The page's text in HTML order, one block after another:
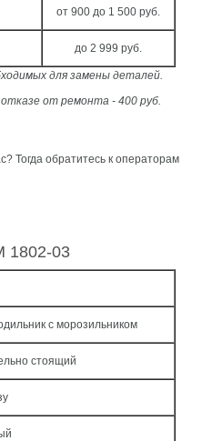
от 900 до 1 500 руб.
до 2 999 руб.
для замены деталей.
от ремонта - 400 руб.
Тогда обратитесь к операторам
1802-03
с морозильником
стоящий